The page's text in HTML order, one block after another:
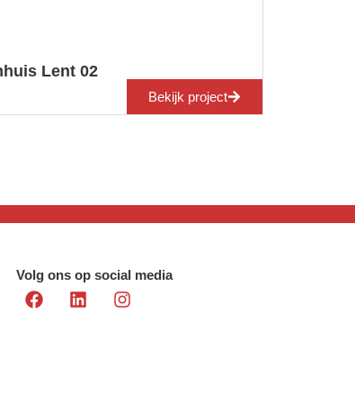
Lent 02
Bekijk project
Volg ons op social media